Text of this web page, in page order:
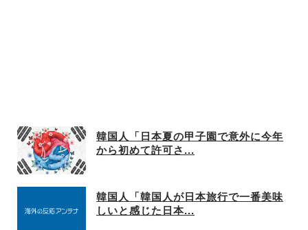
韓国人「日本夏の甲子園で意外に今年
から初めて許可さ...
韓国人「韓国人が日本旅行で一番美味
しいと感じた日本...